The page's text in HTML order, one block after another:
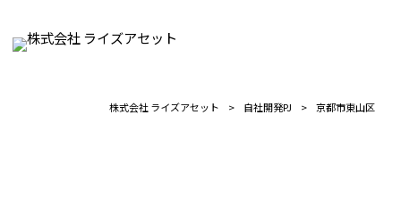
株式会社 ライズアセット > 自社開発PJ > 京都市東山区